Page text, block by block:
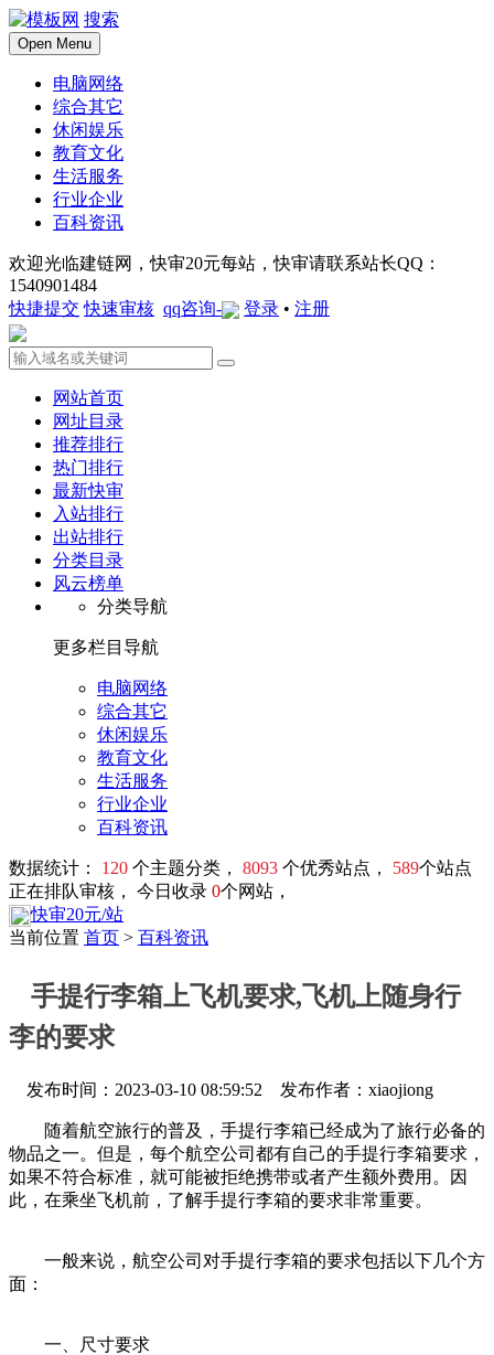
搜索
Open Menu
电脑网络
综合其它
休闲娱乐
教育文化
生活服务
行业企业
百科资讯
欢迎光临建链网，快审20元每站，快审请联系站长QQ：
1540901484
快捷提交 快速审核 qq咨询- 登录 • 注册
网站首页
网址目录
推荐排行
热门排行
最新快审
入站排行
出站排行
分类目录
风云榜单
分类导航
更多栏目导航
电脑网络
综合其它
休闲娱乐
教育文化
生活服务
行业企业
百科资讯
数据统计： 120 个主题分类， 8093 个优秀站点， 589个站点
正在排队审核， 今日收录 0个网站，
快审20元/站
当前位置 首页 > 百科资讯
手提行李箱上飞机要求,飞机上随身行
李的要求
发布时间：2023-03-10 08:59:52 发布作者：xiaojiong
随着航空旅行的普及，手提行李箱已经成为了旅行必备的
物品之一。但是，每个航空公司都有自己的手提行李箱要求，
如果不符合标准，就可能被拒绝携带或者产生额外费用。因
此，在乘坐飞机前，了解手提行李箱的要求非常重要。
一般来说，航空公司对手提行李箱的要求包括以下几个方
面：
一、尺寸要求